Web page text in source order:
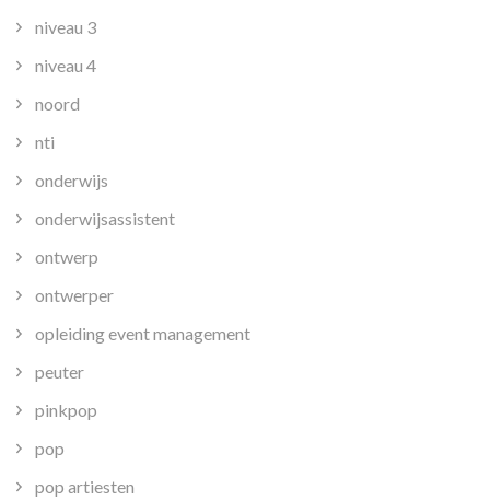
niveau 3
niveau 4
noord
nti
onderwijs
onderwijsassistent
ontwerp
ontwerper
opleiding event management
peuter
pinkpop
pop
pop artiesten